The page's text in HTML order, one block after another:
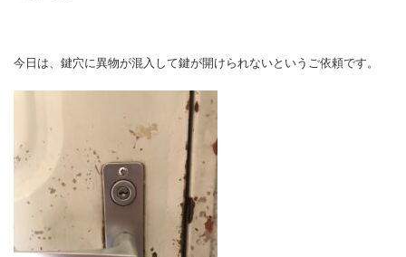
今日は、鍵穴に異物が混入して鍵が開けられないというご依頼です。